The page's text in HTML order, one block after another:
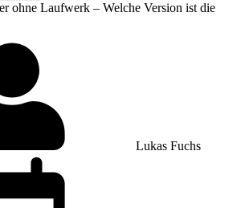
ohne Laufwerk – Welche Version ist die
Lukas Fuchs